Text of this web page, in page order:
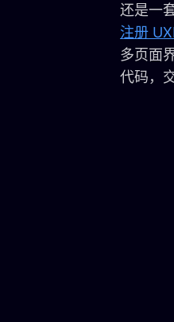
还是一
注册
多页面
代码，